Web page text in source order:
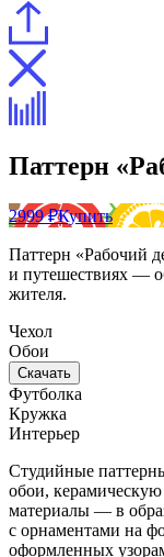
Паттерн
2999 ₽Купить
Паттерн «Рабочий
и путешествиях —
жителя.
Чехол
Обои
Скачать
Футболка
Кружка
Интерьер
Студийные
обои,
материалы — в
с орнаментами на
оформленных